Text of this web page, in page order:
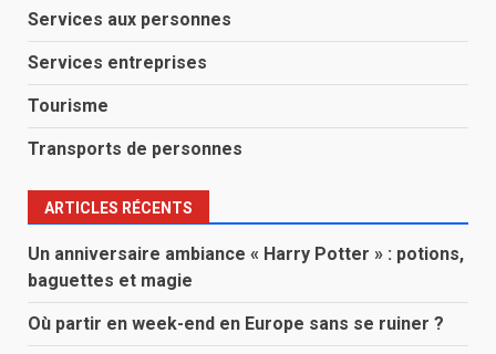
Services aux personnes
Services entreprises
Tourisme
Transports de personnes
ARTICLES RÉCENTS
Un anniversaire ambiance « Harry Potter » : potions,
baguettes et magie
Où partir en week-end en Europe sans se ruiner ?